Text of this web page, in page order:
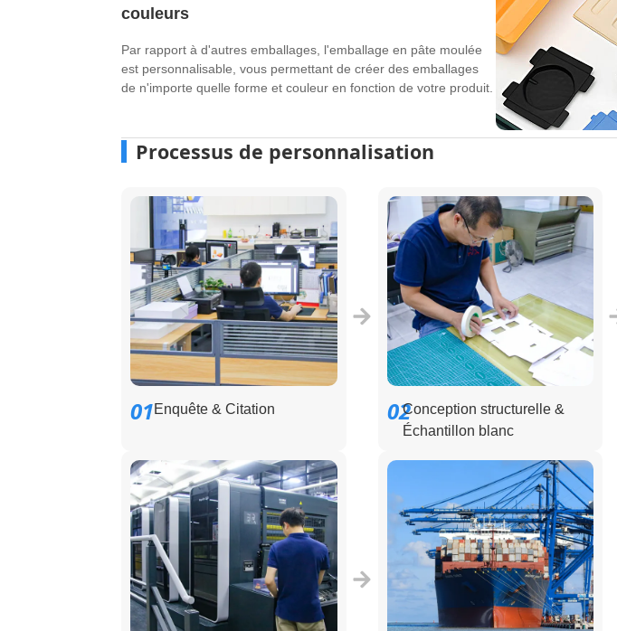
couleurs
Par rapport à d'autres emballages, l'emballage en pâte moulée
est personnalisable, vous permettant de créer des emballages
de n'importe quelle forme et couleur en fonction de votre produit.
Processus de personnalisation
01Enquête & Citation 02Conception structurelle &
Échantillon blanc